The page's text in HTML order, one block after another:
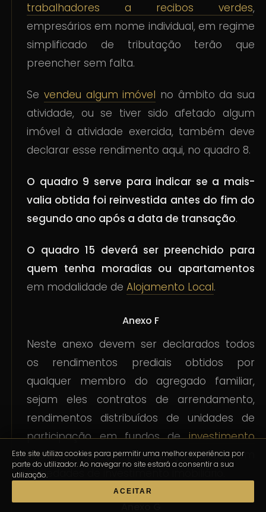
trabalhadores a recibos verdes,
empresários em nome individual, em regime
simplificado de tributação terão que
preencher sem falta.
Se vendeu algum imóvel no âmbito da sua
atividade, ou se tiver sido afetado algum
imóvel à atividade exercida, também deve
declarar esse rendimento aqui, no quadro 8.
O quadro 9 serve para indicar se a mais-
valia obtida foi reinvestida antes do fim do
segundo ano após a data de transação.
O quadro 15 deverá ser preenchido para
quem tenha moradias ou apartamentos
em modalidade deAlojamento Local.
Anexo F
Neste anexo devem ser declarados todos
os rendimentos prediais obtidos por
qualquer membro do agregado familiar,
sejam eles contratos de arrendamento,
rendimentos distribuídos de unidades de
participação em fundos deinvestimento
imobiliárioou de participação social em
sociedades de investimento imobiliário.
Anexo G
Este site utiliza cookies para permitir uma melhor experiência por
parte do utilizador. Ao navegar no site estará a consentir a sua
utilização.
ACEITAR